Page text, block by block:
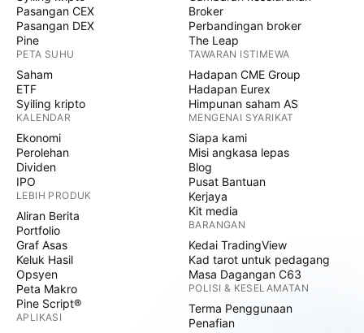
Pasangan CEX
Pasangan DEX
Pine
PETA SUHU
Saham
ETF
Syiling kripto
KALENDAR
Ekonomi
Perolehan
Dividen
IPO
LEBIH PRODUK
Aliran Berita
Portfolio
Graf Asas
Keluk Hasil
Opsyen
Peta Makro
Pine Script®
APLIKASI
Broker
Perbandingan broker
The Leap
TAWARAN ISTIMEWA
Hadapan CME Group
Hadapan Eurex
Himpunan saham AS
MENGENAI SYARIKAT
Siapa kami
Misi angkasa lepas
Blog
Pusat Bantuan
Kerjaya
Kit media
BARANGAN
Kedai TradingView
Kad tarot untuk pedagang
Masa Dagangan C63
POLISI & KESELAMATAN
Terma Penggunaan
Penafian